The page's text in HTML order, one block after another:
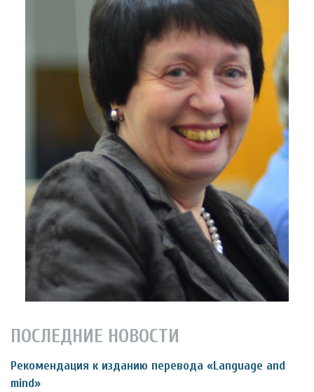
ПОСЛЕДНИЕ НОВОСТИ
Рекомендация к изданию перевода «Language and
mind»